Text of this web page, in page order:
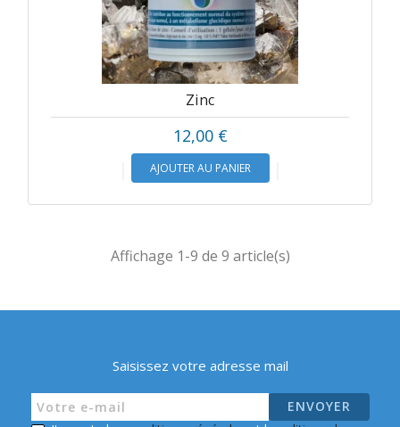
Zinc
12,00 €Prix
AJOUTER AU PANIER
Affichage 1-9 de 9 article(s)
Saisissez votre adresse mail